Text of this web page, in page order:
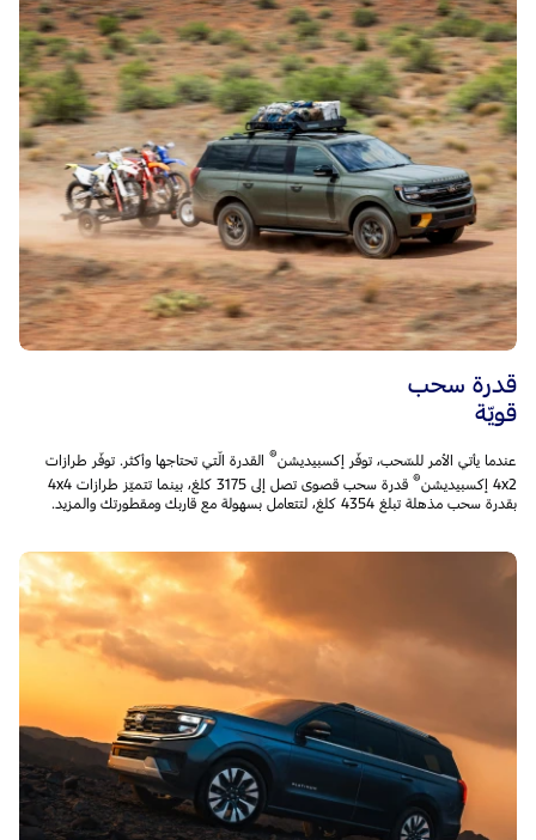
قدرة سحب
قويّة
عندما يأتي الأمر للسّحب، توفّر إكسبيديشن® القدرة الّتي تحتاجها وأكثر. توفّر طرازات
4x2 إكسبيديشن
®
قدرة سحب قصوى تصل إلى 3175 كلغ، بينما تتميّز طرازات 4x4
بقدرة سحب مذهلة تبلغ 4354 كلغ، لتتعامل بسهولة مع قاربك ومقطورتك والمزيد.